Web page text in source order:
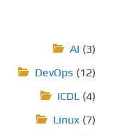
AI (3)
DevOps (12)
ICDL (4)
Linux (7)